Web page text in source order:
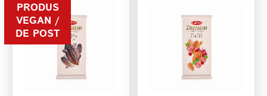
PRODUS
VEGAN /
DE POST